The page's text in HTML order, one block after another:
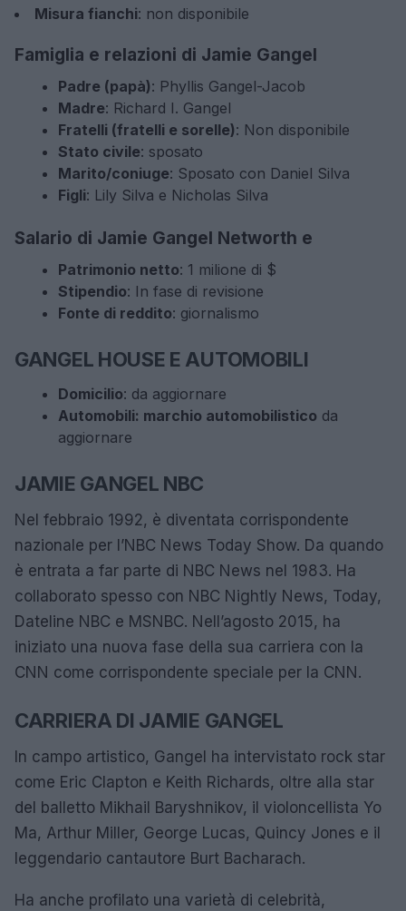
Misura fianchi: non disponibile
Famiglia e relazioni di Jamie Gangel
Padre (papà): Phyllis Gangel-Jacob
Madre: Richard I. Gangel
Fratelli (fratelli e sorelle): Non disponibile
Stato civile: sposato
Marito/coniuge: Sposato con Daniel Silva
Figli: Lily Silva e Nicholas Silva
Salario di Jamie Gangel Networth e
Patrimonio netto: 1 milione di $
Stipendio: In fase di revisione
Fonte di reddito: giornalismo
GANGEL HOUSE E AUTOMOBILI
Domicilio: da aggiornare
Automobili: marchio automobilistico da
aggiornare
JAMIE GANGEL NBC
Nel febbraio 1992, è diventata corrispondente
nazionale per l’NBC News Today Show. Da quando
è entrata a far parte di NBC News nel 1983. Ha
collaborato spesso con NBC Nightly News, Today,
Dateline NBC e MSNBC. Nell’agosto 2015, ha
iniziato una nuova fase della sua carriera con la
CNN come corrispondente speciale per la CNN.
CARRIERA DI JAMIE GANGEL
In campo artistico, Gangel ha intervistato rock star
come Eric Clapton e Keith Richards, oltre alla star
del balletto Mikhail Baryshnikov, il violoncellista Yo
Ma, Arthur Miller, George Lucas, Quincy Jones e il
leggendario cantautore Burt Bacharach.
Ha anche profilato una varietà di celebrità,